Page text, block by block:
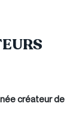
créateur de